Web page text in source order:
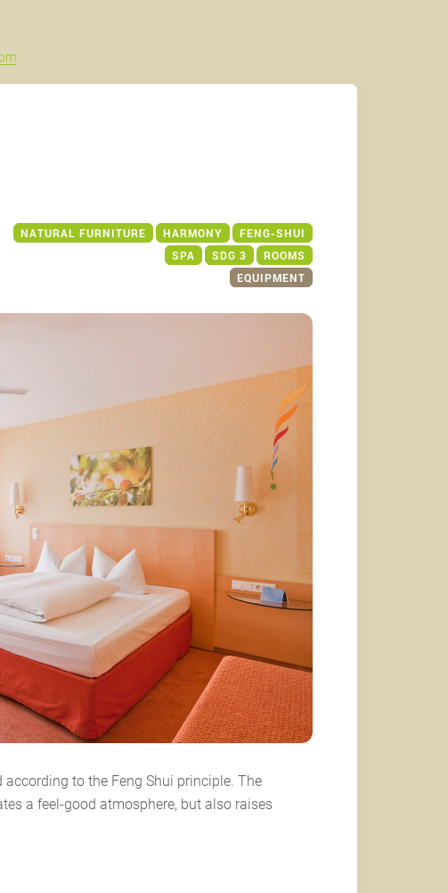
FENG-SHUI
HARMONY
NATURAL FURNITURE
ROOMS
SDG 3
SPA
EQUIPMENT
to the Feng Shui principle. The
a feel-good atmosphere, but also raises